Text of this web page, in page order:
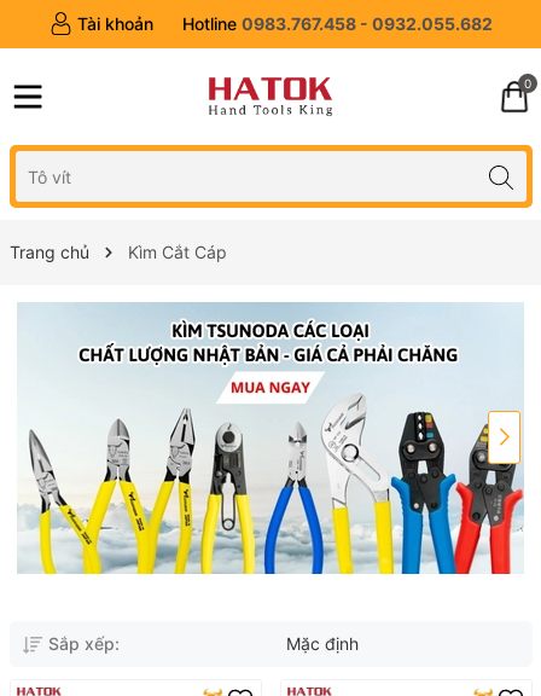
Tài khoản Hotline 0983.767.458 - 0932.055.682
0
Trang chủ Kìm Cắt Cáp
Sắp xếp: Mặc định